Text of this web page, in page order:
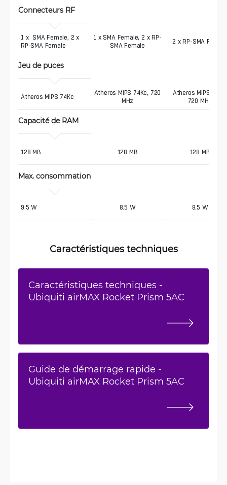
Connecteurs RF
1 x  SMA Female, 2 x
RP-SMA Female
1 x SMA Female, 2 x RP-
SMA Female
2 x RP-SMA Female
Jeu de puces
Atheros MIPS 74Kc
Atheros MIPS 74Kc, 720
MHz
Atheros MIPS 74Kc,
720 MHz
Capacité de RAM
128 MB 128 MB 128 MB
Max. consommation
9.5 W 8.5 W 8.5 W
Caractéristiques techniques
Caractéristiques techniques -
Ubiquiti airMAX Rocket Prism 5AC
Guide de démarrage rapide -
Ubiquiti airMAX Rocket Prism 5AC